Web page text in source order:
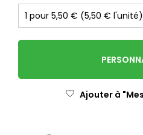
Ajouter à